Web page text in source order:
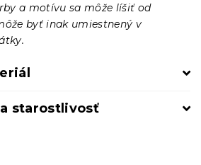
a motívu sa môže líšiť od
byť inak umiestnený v
starostlivosť